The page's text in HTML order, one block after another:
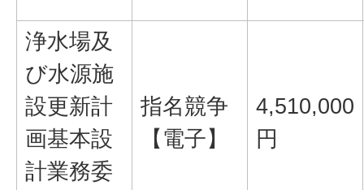
浄水場及
び水源施
設更新計
画基本設
計業務委
指名競争
【電子】
4,510,000
円